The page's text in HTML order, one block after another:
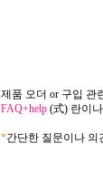
제품 오더 or 구입 관
FAQ+help (式) 란이나
*간단한 질문이나 의